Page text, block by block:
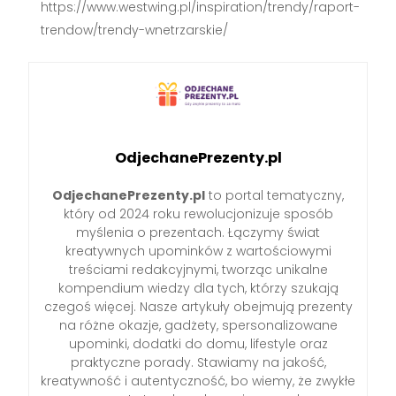
https://www.westwing.pl/inspiration/trendy/raport-
trendow/trendy-wnetrzarskie/
OdjechanePrezenty.pl
OdjechanePrezenty.pl to portal tematyczny,
który od 2024 roku rewolucjonizuje sposób
myślenia o prezentach. Łączymy świat
kreatywnych upominków z wartościowymi
treściami redakcyjnymi, tworząc unikalne
kompendium wiedzy dla tych, którzy szukają
czegoś więcej. Nasze artykuły obejmują prezenty
na różne okazje, gadżety, spersonalizowane
upominki, dodatki do domu, lifestyle oraz
praktyczne porady. Stawiamy na jakość,
kreatywność i autentyczność, bo wiemy, że zwykłe